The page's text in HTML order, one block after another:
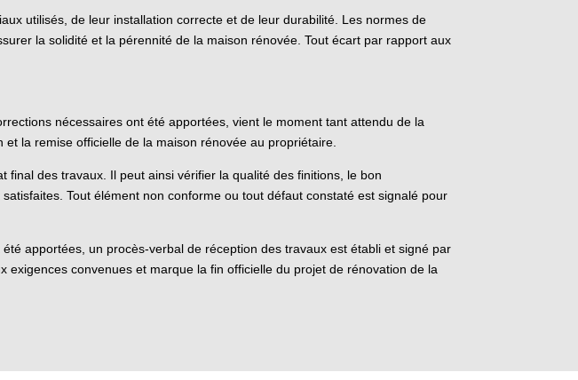
utilisés, de leur installation correcte et de leur durabilité. Les normes de
la solidité et la pérennité de la maison rénovée. Tout écart par rapport aux
nécessaires ont été apportées, vient le moment tant attendu de la
la remise officielle de la maison rénovée au propriétaire.
des travaux. Il peut ainsi vérifier la qualité des finitions, le bon
Tout élément non conforme ou tout défaut constaté est signalé pour
apportées, un procès-verbal de réception des travaux est établi et signé par
convenues et marque la fin officielle du projet de rénovation de la